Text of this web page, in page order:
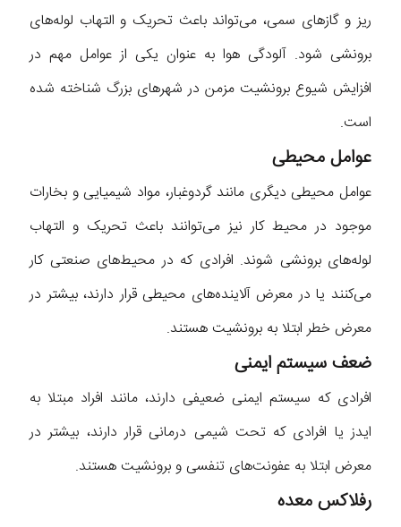
ریز و گازهای سمی، می‌تواند باعث تحریک و التهاب لوله‌های
برونشی شود. آلودگی هوا به عنوان یکی از عوامل مهم در
افزایش شیوع برونشیت مزمن در شهرهای بزرگ شناخته شده
است.
عوامل محیطی
عوامل محیطی دیگری مانند گردوغبار، مواد شیمیایی و بخارات
موجود در محیط کار نیز می‌توانند باعث تحریک و التهاب
لوله‌های برونشی شوند. افرادی که در محیط‌های صنعتی کار
می‌کنند یا در معرض آلاینده‌های محیطی قرار دارند، بیشتر در
معرض خطر ابتلا به برونشیت هستند.
ضعف سیستم ایمنی
افرادی که سیستم ایمنی ضعیفی دارند، مانند افراد مبتلا به
ایدز یا افرادی که تحت شیمی درمانی قرار دارند، بیشتر در
معرض ابتلا به عفونت‌های تنفسی و برونشیت هستند.
رفلاکس معده